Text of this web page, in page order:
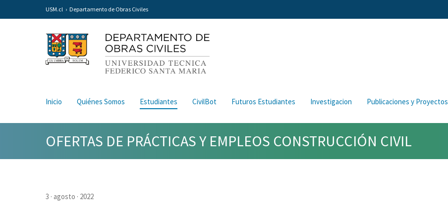
USM.cl Departamento de Obras Civiles
Inicio Quiénes Somos Estudiantes CivilBot Futuros Estudiantes Investigacion Publicaciones y Proyectos
OFERTAS DE PRÁCTICAS Y EMPLEOS CONSTRUCCIÓN CIVIL
3 · agosto · 2022